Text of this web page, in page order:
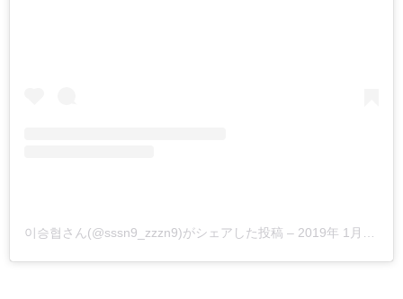
이승협さん(@sssn9_zzzn9)がシェアした投稿 – 2019年 1月月25日午後4時42分PST